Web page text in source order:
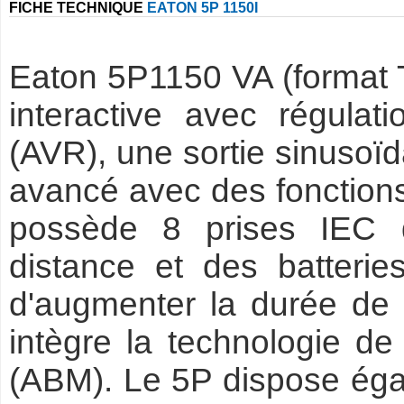
FICHE TECHNIQUE EATON 5P 1150I
Eaton 5P1150 VA
interactive avec
(AVR), une sortie
avancé avec des
possède 8 prises IEC
distance et des
d'augmenter la durée
intègre la technologie
(ABM). Le 5P dispose